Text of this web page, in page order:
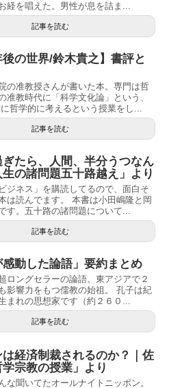
経を唱えた。男性が息を詰ま...
記事を読む
後の世界/鈴木貴之】書評と
の准教授さんが書いた本。専門は哲
准教時代に「科学文化論」という、
哲学的に考えるという授業をし...
記事を読む
ぎたら、人間、半分うつなん
の諸問題五十路越え」より
ジネス」を購読してるので、面白そ
は読んでます。 本書は小田嶋隆と岡
す。五十路の諸問題について...
記事を読む
感動した論語」要約まとめ
ロングセラーの論語。東アジアで２
影響力をもつ儒教の始祖。 孔子は紀
まれの思想家です（約２６０...
記事を読む
経済制裁されるのか？｜佐
宗教の授業」より
な聞いてたオールナイトニッポン。